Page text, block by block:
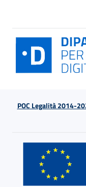
POC Legalità 2014-